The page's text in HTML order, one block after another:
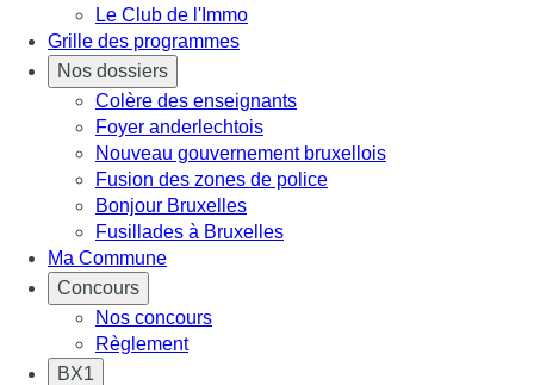
Le Club de l'Immo
Grille des programmes
Nos dossiers
Colère des enseignants
Foyer anderlechtois
Nouveau gouvernement bruxellois
Fusion des zones de police
Bonjour Bruxelles
Fusillades à Bruxelles
Ma Commune
Concours
Nos concours
Règlement
BX1